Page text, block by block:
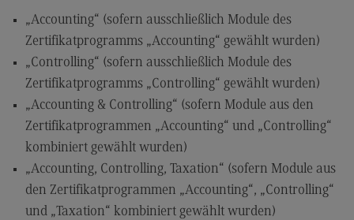
„Accounting“ (sofern ausschließlich Module des
Zertifikatprogramms „Accounting“ gewählt wurden)
„Controlling“ (sofern ausschließlich Module des
Zertifikatprogramms „Controlling“ gewählt wurden)
„Accounting & Controlling“ (sofern Module aus den
Zertifikatprogrammen „Accounting“ und „Controlling“
kombiniert gewählt wurden)
„Accounting, Controlling, Taxation“ (sofern Module aus
den Zertifikatprogrammen „Accounting“, „Controlling“
und „Taxation“ kombiniert gewählt wurden)